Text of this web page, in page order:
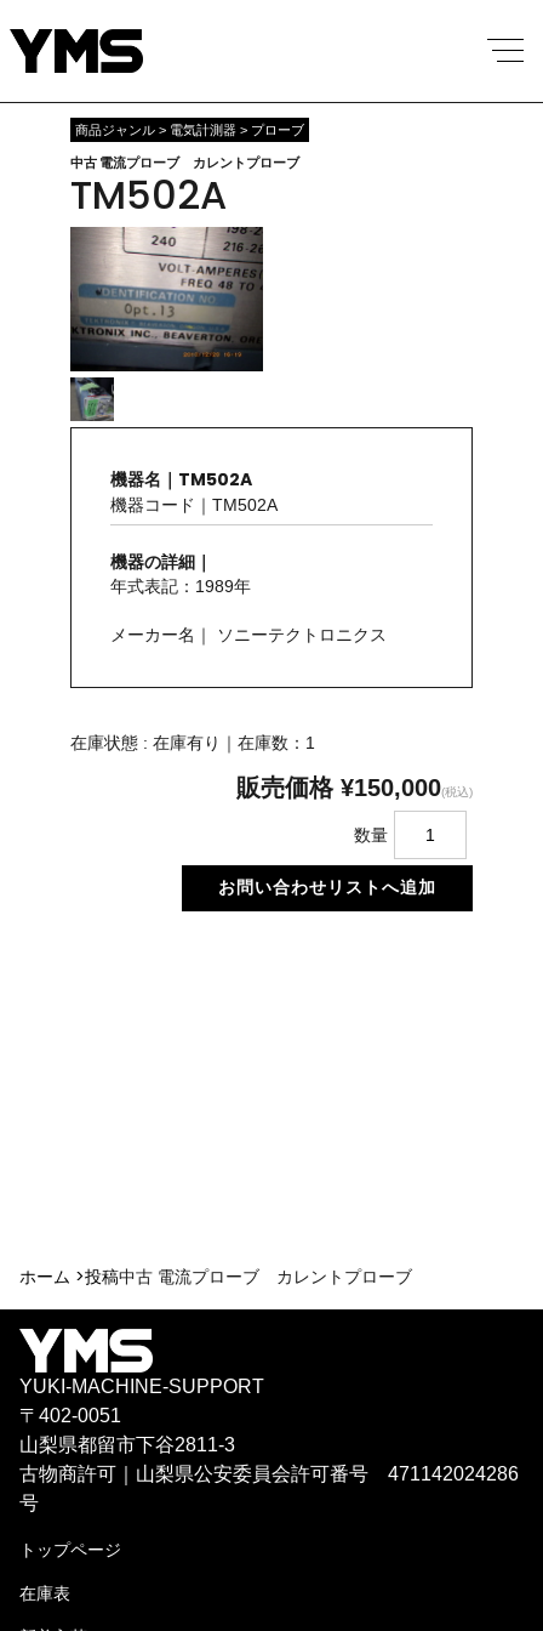
商品ジャンル > 電気計測器 > プローブ
中古 電流プローブ カレントプローブ
TM502A
機器名｜TM502A
機器コード｜TM502A
機器の詳細｜
年式表記：1989年
メーカー名｜ ソニーテクトロニクス
在庫状態 : 在庫有り｜在庫数：1
販売価格 ¥150,000(税込)
数量
ホーム >投稿中古 電流プローブ カレントプローブ
YUKI-MACHINE-SUPPORT
〒402-0051
山梨県都留市下谷2811-3
古物商許可｜山梨県公安委員会許可番号 471142024286
号
トップページ
在庫表